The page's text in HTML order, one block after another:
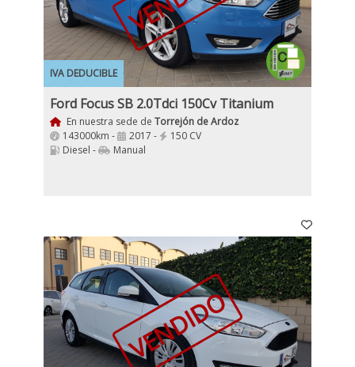
IVA DEDUCIBLE
Ford Focus SB 2.0Tdci 150Cv Titanium
En nuestra sede de Torrejón de Ardoz
143000km -
2017 -
150 CV
Diesel -
Manual
VENDIDO